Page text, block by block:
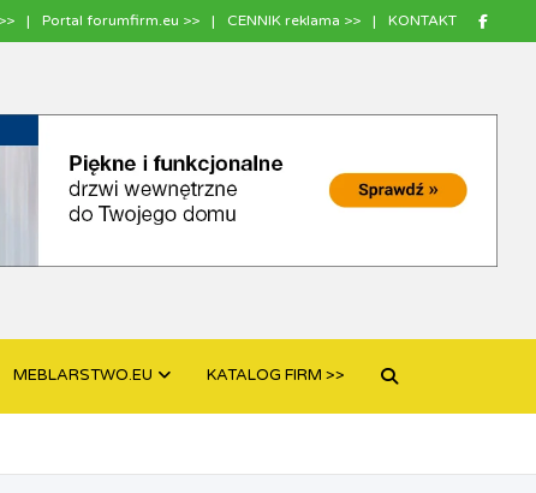
Portal forumfirm.eu >> CENNIK reklama >> KONTAKT
MEBLARSTWO.EU KATALOG FIRM >>